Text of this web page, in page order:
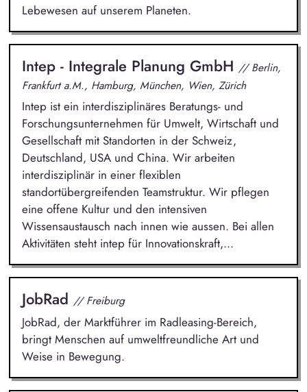
Lebewesen auf unserem Planeten.
Intep - Integrale Planung GmbH // Berlin,
Frankfurt a.M., Hamburg, München, Wien, Zürich
Intep ist ein interdisziplinäres Beratungs- und
Forschungsunternehmen für Umwelt, Wirtschaft und
Gesellschaft mit Standorten in der Schweiz,
Deutschland, USA und China. Wir arbeiten
interdisziplinär in einer flexiblen
standortübergreifenden Teamstruktur. Wir pflegen
eine offene Kultur und den intensiven
Wissensaustausch nach innen wie aussen. Bei allen
Aktivitäten steht intep für Innovationskraft,...
JobRad // Freiburg
JobRad, der Marktführer im Radleasing-Bereich,
bringt Menschen auf umweltfreundliche Art und
Weise in Bewegung.